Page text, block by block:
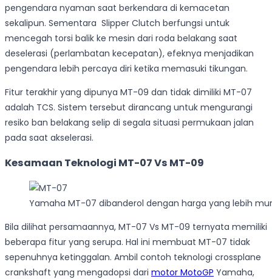
pengendara nyaman saat berkendara di kemacetan
sekalipun. Sementara Slipper Clutch berfungsi untuk
mencegah torsi balik ke mesin dari roda belakang saat
deselerasi (perlambatan kecepatan), efeknya menjadikan
pengendara lebih percaya diri ketika memasuki tikungan.
Fitur terakhir yang dipunya MT-09 dan tidak dimiliki MT-07
adalah TCS. Sistem tersebut dirancang untuk mengurangi
resiko ban belakang selip di segala situasi permukaan jalan
pada saat akselerasi.
Kesamaan Teknologi MT-07 Vs MT-09
Yamaha MT-07 dibanderol dengan harga yang lebih
Bila dilihat persamaannya, MT-07 Vs MT-09 ternyata memiliki
beberapa fitur yang serupa. Hal ini membuat MT-07 tidak
sepenuhnya ketinggalan. Ambil contoh teknologi crossplane
crankshaft yang mengadopsi dari motor MotoGP Yamaha,